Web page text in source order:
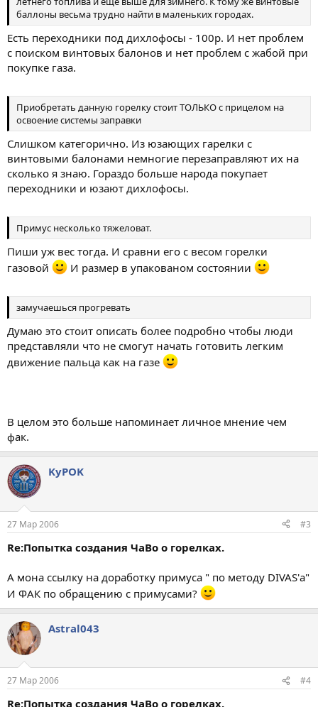
баллоны весьма трудно найти в маленьких городах.
Есть переходники под дихлофосы - 100р. И нет проблем
с поиском винтовых балонов и нет проблем с жабой при
покупке газа.
Приобретать данную горелку стоит ТОЛЬКО с прицелом на
освоение системы заправки
Слишком категорично. Из юзающих гарелки с
винтовыми балонами немногие перезаправляют их на
сколько я знаю. Гораздо больше народа покупает
переходники и юзают дихлофосы.
Примус несколько тяжеловат.
Пиши уж вес тогда. И сравни его с весом горелки
газовой
И размер в упакованом состоянии
замучаешься прогревать
Думаю это стоит описать более подробно чтобы люди
представляли что не смогут начать готовить легким
движение пальца как на газе
В целом это больше напоминает личное мнение чем
фак.
KyPOK
27 Мар 2006 #3
Re:Попытка создания ЧаВо о горелках.
А мона ссылку на доработку примуса " по методу DIVAS'а"
И ФАК по обращению с примусами?
Astral043
27 Мар 2006 #4
Re:Попытка создания ЧаВо о горелках.